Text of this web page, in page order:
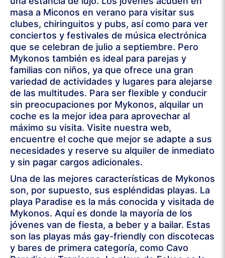
masa a Miconos en verano para visitar sus
clubes, chiringuitos y pubs, así como para ver
conciertos y festivales de música electrónica
que se celebran de julio a septiembre. Pero
Mykonos también es ideal para parejas y
familias con niños, ya que ofrece una gran
variedad de actividades y lugares para alejarse
de las multitudes. Para ser flexible y conducir
sin preocupaciones por Mykonos, alquilar un
coche es la mejor idea para aprovechar al
máximo su visita. Visite nuestra web,
encuentre el coche que mejor se adapte a sus
necesidades y reserve su alquiler de inmediato
y sin pagar cargos adicionales.
Una de las mejores características de Mykonos
son, por supuesto, sus espléndidas playas. La
playa Paradise es la más conocida y visitada de
Mykonos. Aquí es donde la mayoría de los
jóvenes van de fiesta, a beber y a bailar. Estas
son las playas más gay-friendly con discotecas
y bares de primera categoría, como Cavo